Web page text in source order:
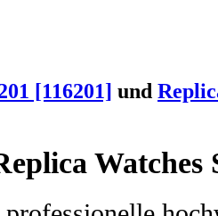
[116201] und
Watches